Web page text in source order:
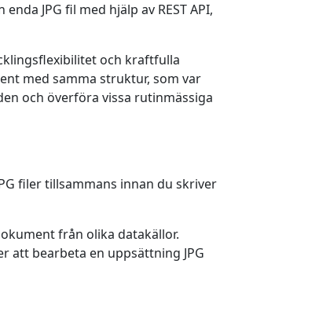
JPG fil med hjälp av REST API,
och kraftfulla
med samma struktur, som var
och överföra vissa rutinmässiga
filer tillsammans innan du skriver
från olika datakällor.
att bearbeta en uppsättning JPG